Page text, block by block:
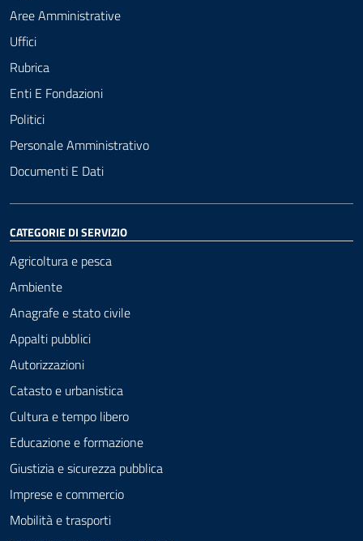
Aree Amministrative
Uffici
Rubrica
Enti E Fondazioni
Politici
Personale Amministrativo
Documenti E Dati
CATEGORIE DI SERVIZIO
Agricoltura e pesca
Ambiente
Anagrafe e stato civile
Appalti pubblici
Autorizzazioni
Catasto e urbanistica
Cultura e tempo libero
Educazione e formazione
Giustizia e sicurezza pubblica
Imprese e commercio
Mobilità e trasporti